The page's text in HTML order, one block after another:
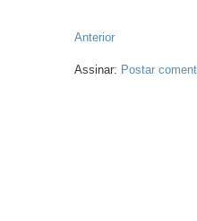
Anterior
Assinar: Postar